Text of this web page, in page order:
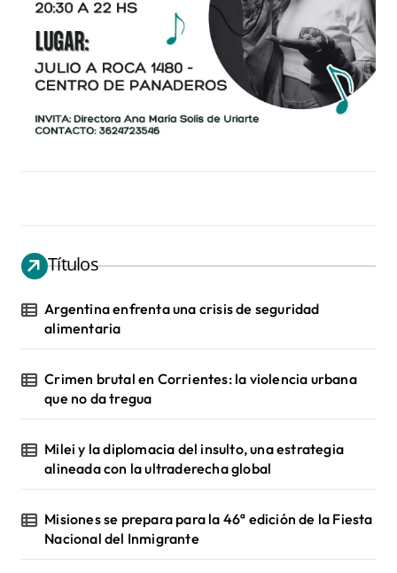
Títulos
Argentina enfrenta una crisis de seguridad
alimentaria
Crimen brutal en Corrientes: la violencia urbana
que no da tregua
Milei y la diplomacia del insulto, una estrategia
alineada con la ultraderecha global
Misiones se prepara para la 46ª edición de la Fiesta
Nacional del Inmigrante